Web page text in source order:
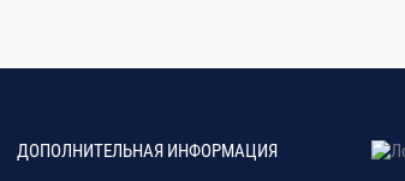
ДОПОЛНИТЕЛЬНАЯ ИНФОРМАЦИЯ